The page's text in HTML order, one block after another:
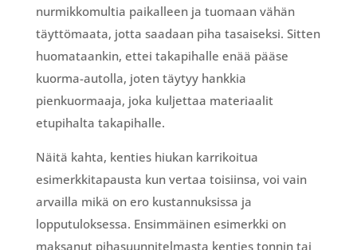
nurmikkomultia paikalleen ja tuomaan vähän
täyttömaata, jotta saadaan piha tasaiseksi. Sitten
huomataankin, ettei takapihalle enää pääse
kuorma-autolla, joten täytyy hankkia
pienkuormaaja, joka kuljettaa materiaalit
etupihalta takapihalle.
Näitä kahta, kenties hiukan karrikoitua
esimerkkitapausta kun vertaa toisiinsa, voi vain
arvailla mikä on ero kustannuksissa ja
lopputuloksessa. Ensimmäinen esimerkki on
maksanut pihasuunnitelmasta kenties tonnin tai